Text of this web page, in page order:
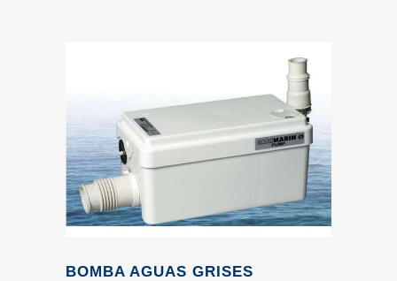
BOMBA AGUAS GRISES